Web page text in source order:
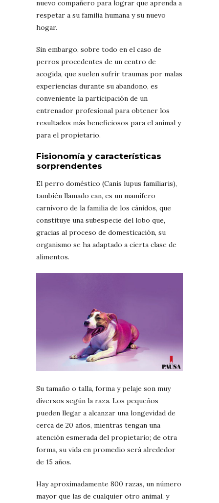
nuevo compañero para lograr que aprenda a
respetar a su familia humana y su nuevo
hogar.
Sin embargo, sobre todo en el caso de
perros procedentes de un centro de
acogida, que suelen sufrir traumas por malas
experiencias durante su abandono, es
conveniente la participación de un
entrenador profesional para obtener los
resultados más beneficiosos para el animal y
para el propietario.
Fisionomía y características
sorprendentes
El perro doméstico (Canis lupus familiaris),
también llamado can, es un mamífero
carnívoro de la familia de los cánidos, que
constituye una subespecie del lobo que,
gracias al proceso de domesticación, su
organismo se ha adaptado a cierta clase de
alimentos.
Su tamaño o talla, forma y pelaje son muy
diversos según la raza. Los pequeños
pueden llegar a alcanzar una longevidad de
cerca de 20 años, mientras tengan una
atención esmerada del propietario; de otra
forma, su vida en promedio será alrededor
de 15 años.
Hay aproximadamente 800 razas, un número
mayor que las de cualquier otro animal, y